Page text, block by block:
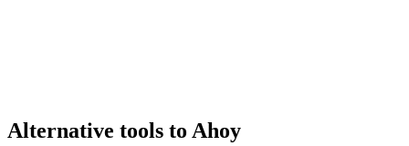
Alternative tools to Ahoy